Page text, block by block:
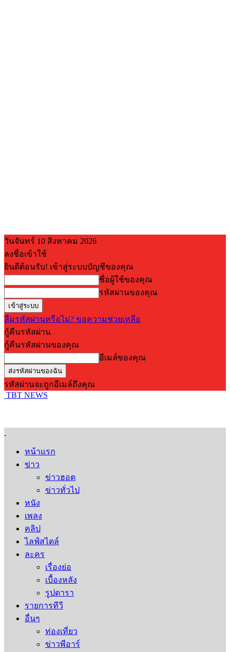
วันจันทร์ 10 สิงหาคม 2026
ลงชื่อเข้าใช้
ยินดีต้อนรับ! เข้าสู่ระบบบัญชีของคุณ
ชื่อผู้ใช้ของคุณ
รหัสผ่านของคุณ
ลืมรหัสผ่านหรือไม่? ขอความช่วยเหลือ
กู้คืนรหัสผ่าน
กู้คืนรหัสผ่านของคุณ
อีเมล์ของคุณ
รหัสผ่านจะถูกอีเมล์ถึงคุณ
TBT NEWS
หน้าแรก
ข่าว
ข่าวฮอต
ข่าวทั่วไป
หนัง
เพลง
คลิป
ไลฟ์สไตล์
ละคร
เรื่องย่อ
เบื้องหลัง
รูปดารา
รายการทีวี
อื่นๆ
ท่องเที่ยว
ข่าวพีอาร์